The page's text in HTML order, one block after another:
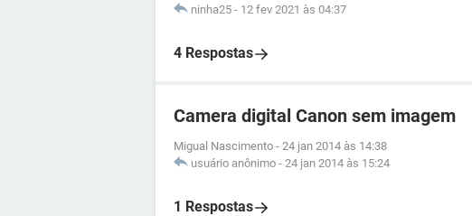
ninha25 - 12 fev 2021 às 04:37
4 Respostas
Camera digital Canon sem imagem
Migual Nascimento - 24 jan 2014 às 14:38
usuário anônimo - 24 jan 2014 às 15:24
1 Respostas